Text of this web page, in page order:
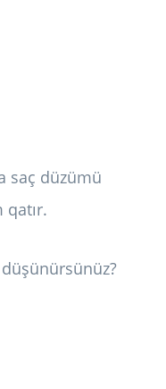
saç düzümü
qatır.